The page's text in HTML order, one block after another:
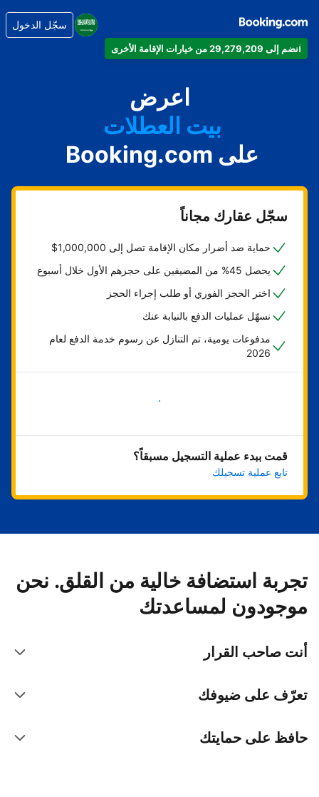
انضم إلى 29,279,209 من خيارات الإقامة الأخرى
سجّل الدخول
اعرض
شقتك
فندقك
بيت العطلات
شقتك الفندقية
منتجعك
على Booking.com
سجّل عقارك مجاناً
حماية ضد أضرار مكان الإقامة تصل إلى 1,000,000$
يحصل 45% من المضيفين على حجزهم الأول خلال أسبوع
اختر الحجز الفوري أو طلب إجراء الحجز
نسهّل عمليات الدفع بالنيابة عنك
مدفوعات يومية، تم التنازل عن رسوم خدمة الدفع لعام
2026
ابدأ الآن
قمت ببدء عملية التسجيل مسبقاً؟
تابع عملية تسجيلك
تجربة استضافة خالية من القلق. نحن
موجودون لمساعدتك
أنت صاحب القرار
تعرّف على ضيوفك
حافظ على حمايتك